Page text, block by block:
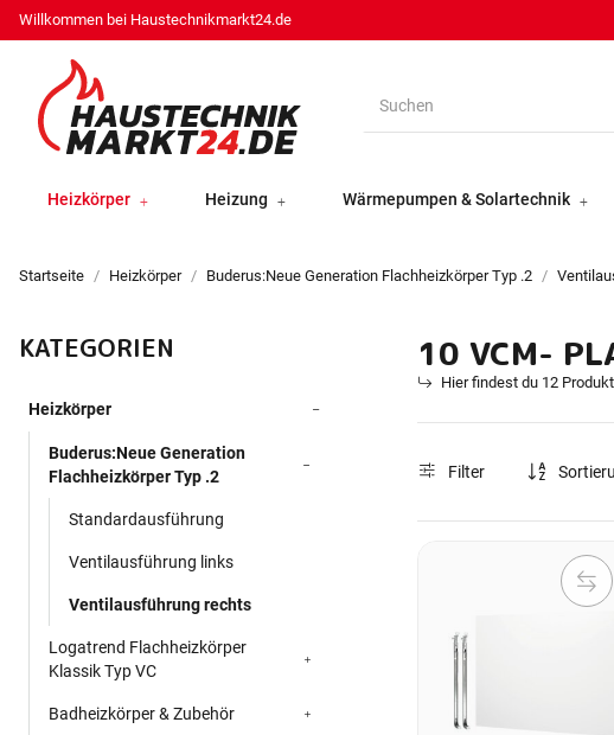
Willkommen bei Haustechnikmarkt24.de
Heizkörper Heizung Wärmepumpen & Solartechnik
Startseite Heizkörper Buderus:Neue Generation Flachheizkörper Typ .2
10 VCM-
Hier findest du 12
Filter
KATEGORIEN
Heizkörper
Buderus:Neue Generation
Flachheizkörper Typ .2
Standardausführung
Ventilausführung links
Ventilausführung rechts
Logatrend Flachheizkörper
Klassik Typ VC
Badheizkörper & Zubehör